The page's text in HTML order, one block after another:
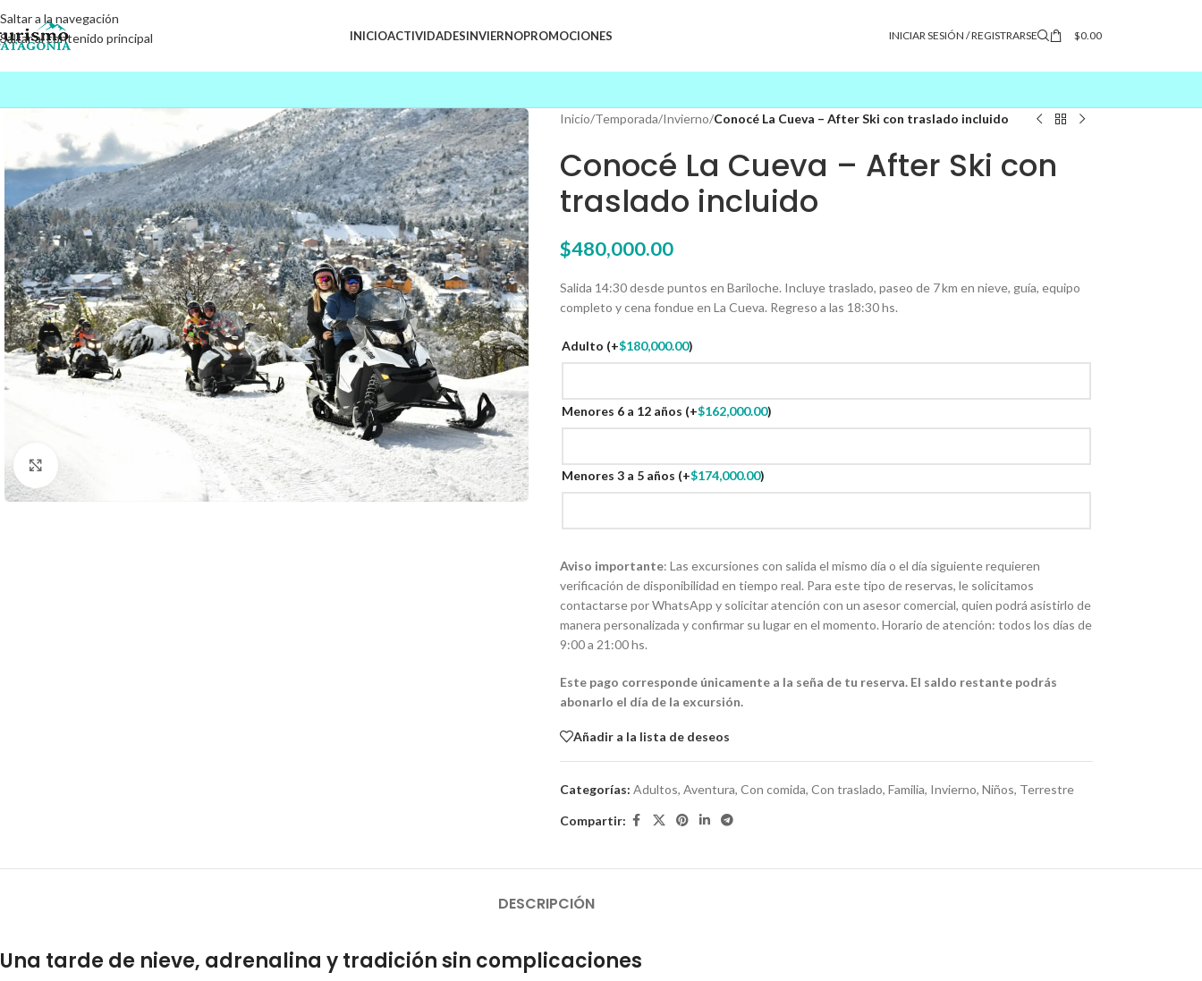
Saltar a la navegación
Saltar al contenido principal
INICIOACTIVIDADESINVIERNOPROMOCIONES INICIAR SESIÓN / REGISTRARSE $0.00
Inicio/Temporada/Invierno/Conocé La Cueva – After Ski con traslado incluido
Conocé La Cueva – After Ski con
traslado incluido
$480,000.00
Salida 14:30 desde puntos en Bariloche. Incluye traslado, paseo de 7 km en nieve, guía, equipo
completo y cena fondue en La Cueva. Regreso a las 18:30 hs.
Adulto (+$180,000.00)
Menores 6 a 12 años (+$162,000.00)
Menores 3 a 5 años (+$174,000.00)
Aviso importante: Las excursiones con salida el mismo día o el día siguiente requieren
verificación de disponibilidad en tiempo real. Para este tipo de reservas, le solicitamos
contactarse por WhatsApp y solicitar atención con un asesor comercial, quien podrá asistirlo de
manera personalizada y confirmar su lugar en el momento. Horario de atención: todos los días de
9:00 a 21:00 hs.
Este pago corresponde únicamente a la seña de tu reserva. El saldo restante podrás
abonarlo el día de la excursión.
Añadir a la lista de deseos
Categorías: Adultos, Aventura, Con comida, Con traslado, Familia, Invierno, Niños, Terrestre
Compartir:
DESCRIPCIÓN
Una tarde de nieve, adrenalina y tradición sin complicaciones